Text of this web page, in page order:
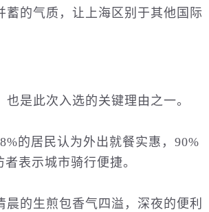
的气质，让上海区别于其他国际
是此次入选的关键理由之一。
的居民认为外出就餐实惠，90%
表示城市骑行便捷。
的生煎包香气四溢，深夜的便利